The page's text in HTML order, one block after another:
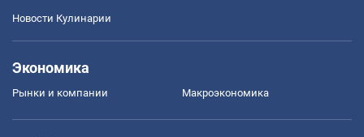
Новости Кулинарии
Экономика
Рынки и компании Mакроэкономика